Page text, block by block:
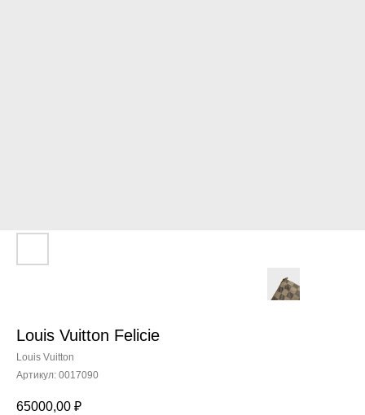
Louis Vuitton Felicie
Louis Vuitton
Артикул: 0017090
65000,00 ₽